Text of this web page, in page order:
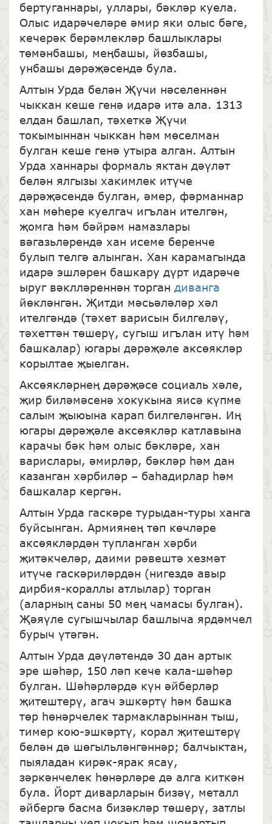
бертуганнары, уллары, бәкләр куела.
Олыс идарәчеләре әмир яки олыс бәге,
кечерәк берәмлекләр башлыклары
төмәнбашы, меңбашы, йөзбашы,
унбашы дәрәҗәсендә була.
Алтын Урда белән Җүчи нәселеннән
чыккан кеше генә идарә итә ала. 1313
елдан башлап, тәхеткә Җүчи
токымыннан чыккан һәм мөселман
булган кеше генә утыра алган. Алтын
Урда ханнары формаль яктан дәүләт
белән ялгызы хакимлек итүче
дәрәҗәсендә булган, әмер, фәрманнар
хан мөһере куелгач игълан ителгән,
җомга һәм бәйрәм намазлары
вәгазьләрендә хан исеме беренче
булып телгә алынган. Хан карамагында
идарә эшләрен башкару дүрт идарәче
ыруг вәклләреннән торган диванга
йөкләнгән. Җитди мәсьәләләр хәл
ителгәндә (тәхет варисын билгеләү,
тәхеттән төшерү, сугыш игълан итү һәм
башкалар) югары дәрәҗәле аксөякләр
корылтае җыелган.
Аксөякләрнең дәрәҗәсе социаль хәле,
җир биләмәсенә хокукына яисә күпме
салым җыюына карап билгеләнгән. Иң
югары дәрәҗәле аксөякләр катлавына
карачы бәк һәм олыс бәкләре, хан
варислары, әмирләр, бәкләр һәм дан
казанган хәрбиләр – баһадирлар һәм
башкалар кергән.
Алтын Урда гаскәре турыдан-туры ханга
буйсынган. Армиянең төп көчләре
аксөякләрдән тупланган хәрби
җитәкчеләр, даими рәвештә хезмәт
итүче гаскәриләрдән (нигездә авыр
дирбия-кораллы атлылар) торган
(аларның саны 50 мең чамасы булган).
Җәяүле сугышчылар башлыча ярдәмчел
бурыч үтәгән.
Алтын Урда дәүләтендә 30 дан артык
эре шәһәр, 150 ләп кече кала-шәһәр
булган. Шәһәрләрдә күн әйберләр
җитештерү, агач эшкәртү һәм башка
төр һөнәрчелек тармакларыннан тыш,
тимер кою-эшкәртү, корал җитештерү
белән дә шөгыльләнгәннәр; балчыктан,
пыяладан кирәк-ярак ясау,
зәркәнчелек һөнәрләре дә алга киткән
була. Йорт диварларын бизәү, металл
әйбергә басма бизәкләр төшерү, затлы